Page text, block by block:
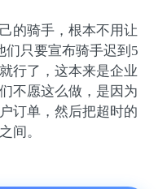
的骑手，根本不用让
们只要宣布骑手迟到5
行了，这本来是企业
不愿这么做，是因为
订单，然后把超时的
间。